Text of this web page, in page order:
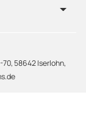
70, 58642 Iserlohn,